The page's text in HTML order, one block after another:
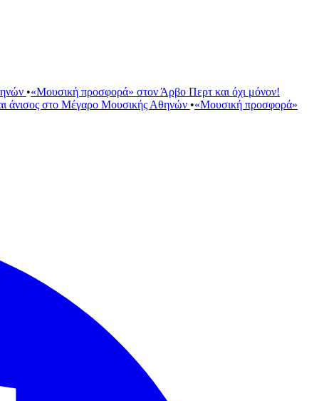
•«Μουσική προσφορά» στον Άρβο Περτ και όχι μόνον!
άνισος στο Μέγαρο Μουσικής Αθηνών •«Μουσική προσφορά»